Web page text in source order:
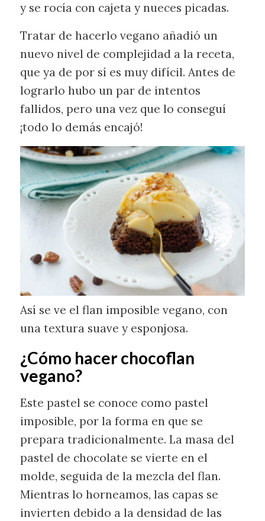
y se rocía con cajeta y nueces picadas.
Tratar de hacerlo vegano añadió un
nuevo nivel de complejidad a la receta,
que ya de por sí es muy difícil. Antes de
lograrlo hubo un par de intentos
fallidos, pero una vez que lo conseguí
¡todo lo demás encajó!
Así se ve el flan imposible vegano, con
una textura suave y esponjosa.
¿Cómo hacer chocoflan
vegano?
Este pastel se conoce como pastel
imposible, por la forma en que se
prepara tradicionalmente. La masa del
pastel de chocolate se vierte en el
molde, seguida de la mezcla del flan.
Mientras lo horneamos, las capas se
invierten debido a la densidad de las